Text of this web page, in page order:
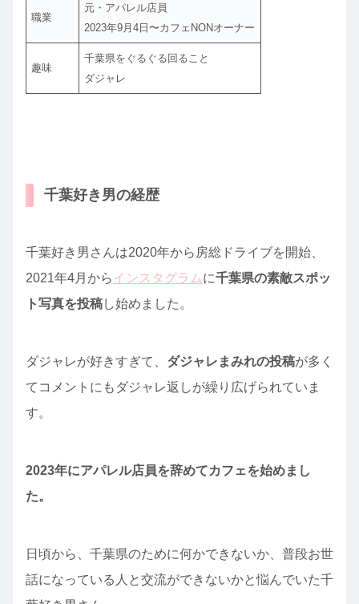
職業
元・アパレル店員
2023年9月4日〜カフェNONオーナー
趣味
千葉県をぐるぐる回ること
ダジャレ
千葉好き男の経歴
千葉好き男さんは2020年から房総ドライブを開始、
2021年4月から インスタグラムに千葉県の素敵スポッ
ト写真を投稿し始めました。
ダジャレが好きすぎて、 ダジャレまみれの投稿が多く
てコメントにもダジャレ返しが繰り広げられていま
す。
2023年にアパレル店員を辞めてカフェを始めまし
た。
日頃から、千葉県のために何かできないか、普段お世
話になっている人と交流ができないかと悩んでいた千